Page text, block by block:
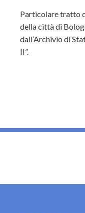
Particolare tratto
della città di
dall’Archivio di
II”.